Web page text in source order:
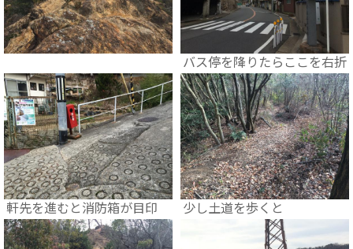
バス停を降りたらここを右折
軒先を進むと消防箱が目印 少し土道を歩くと